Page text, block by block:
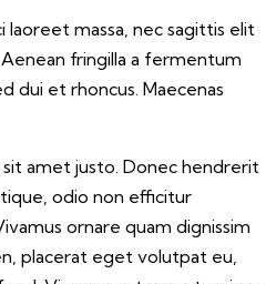
massa, nec sagittis elit
fringilla a fermentum
dui et rhoncus. Maecenas
sit amet justo. Donec hendrerit
odio non efficitur
ornare quam dignissim
placerat eget volutpat eu,